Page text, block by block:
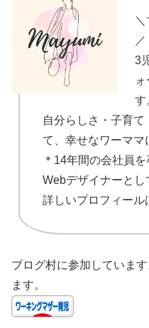
／
3
す
自分らしさ・子育て
て、幸せなワーママ
＊14年間の会社員
Webデザイナーとし
詳しいプロフィール
ブログ村に参加していま
ます。